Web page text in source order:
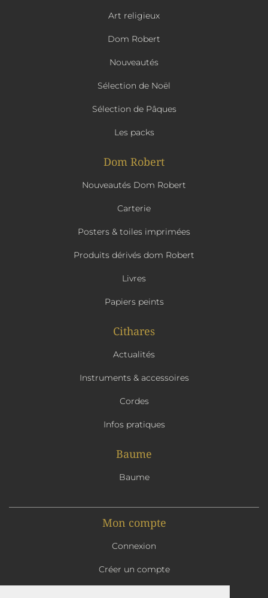
Art religieux
Dom Robert
Nouveautés
Sélection de Noël
Sélection de Pâques
Les packs
Dom Robert
Nouveautés Dom Robert
Carterie
Posters & toiles imprimées
Produits dérivés dom Robert
Livres
Papiers peints
Cithares
Actualités
Instruments & accessoires
Cordes
Infos pratiques
Baume
Baume
Mon compte
Connexion
Créer un compte